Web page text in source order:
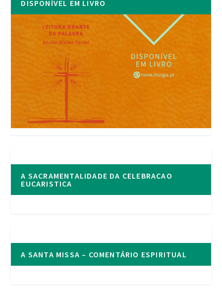
DISPONÍVEL EM LIVRO
A SACRAMENTALIDADE DA CELEBRACAO
EUCARISTICA
A SANTA MISSA – COMENTÁRIO ESPIRITUAL